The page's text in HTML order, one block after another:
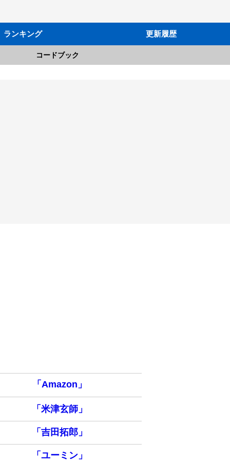
ランキング 更新履歴
コードブック
「Amazon」
「米津玄師」
「吉田拓郎」
「ユーミン」